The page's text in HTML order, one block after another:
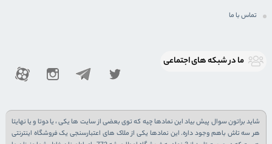
تماس با ما
ما در شبكه های اجتماعی
شاید براتون سوال پیش بیاد این نمادها چیه که توی بعضی از سایت ها یکی ، یا دوتا و یا نهایتا
هر سه تاش باهم وجود داره. این نمادها یکی از ملاک های اعتبارسنجی یک فروشگاه اینترنتی